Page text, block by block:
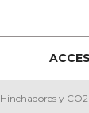
Hinchadores y CO2